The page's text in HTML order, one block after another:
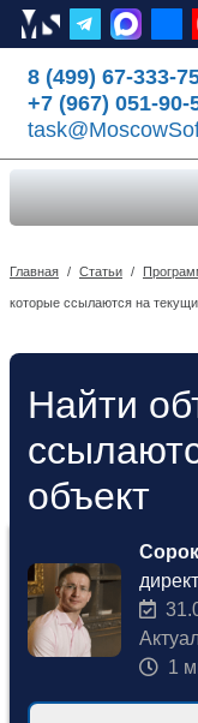
8 (499) 67-333-
+7 (967) 051-90-
Главная / Статьи /
которые ссылаются на
Найти
объект
1